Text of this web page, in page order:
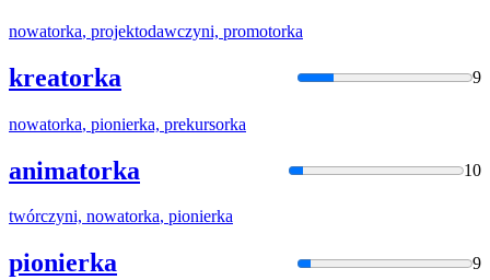
nowatorka, projektodawczyni, promotorka
kreatorka 9
nowatorka, pionierka, prekursorka
animatorka 10
twórczyni, nowatorka, pionierka
pionierka 9